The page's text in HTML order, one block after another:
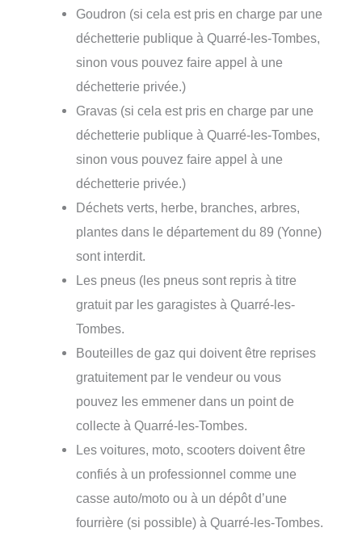
Goudron (si cela est pris en charge par une
déchetterie publique à Quarré-les-Tombes,
sinon vous pouvez faire appel à une
déchetterie privée.)
Gravas (si cela est pris en charge par une
déchetterie publique à Quarré-les-Tombes,
sinon vous pouvez faire appel à une
déchetterie privée.)
Déchets verts, herbe, branches, arbres,
plantes dans le département du 89 (Yonne)
sont interdit.
Les pneus (les pneus sont repris à titre
gratuit par les garagistes à Quarré-les-
Tombes.
Bouteilles de gaz qui doivent être reprises
gratuitement par le vendeur ou vous
pouvez les emmener dans un point de
collecte à Quarré-les-Tombes.
Les voitures, moto, scooters doivent être
confiés à un professionnel comme une
casse auto/moto ou à un dépôt d’une
fourrière (si possible) à Quarré-les-Tombes.